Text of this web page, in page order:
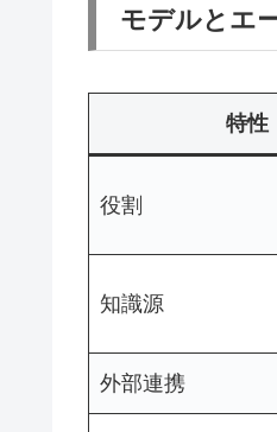
モデルとエ
特性
役割
知識源
外部連携